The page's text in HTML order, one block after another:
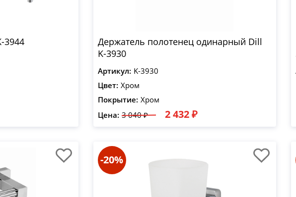
3944
Держатель полотенец одинарный Dill
K-3930
Артикул: K-3930
Цвет: Хром
Покрытие: Хром
Цена: 3 040 ₽ 2 432 ₽
-20%